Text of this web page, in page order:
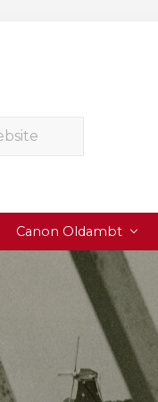
Canon Oldambt